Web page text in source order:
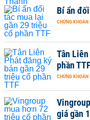
Bí ẩn
CHỨNG KHOÁN
Tân
phần
CHỨNG KHOÁN
giá gần